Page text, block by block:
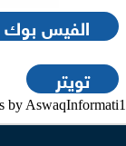
الفيس بوك
تويتر
by AswaqInformati1